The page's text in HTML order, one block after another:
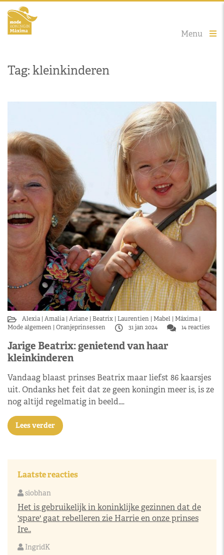
Menu
Tag: kleinkinderen
Alexia Amalia Ariane Beatrix Laurentien Mabel Máxima
Mode algemeen Oranjeprinsessen 31 jan 2024 14 reacties
Jarige Beatrix: genietend van haar
kleinkinderen
Vandaag blaast prinses Beatrix maar liefst 86 kaarsjes
uit. Ondanks het feit dat ze geen koningin meer is, is ze
nog altijd regelmatig in beeld.…
Lees verder
Laatste reacties
siobhan
Het is gebruikelijk in koninklijke gezinnen dat de
'spare' gaat rebelleren zie Harrie en onze prinses
Ire..
IngridK